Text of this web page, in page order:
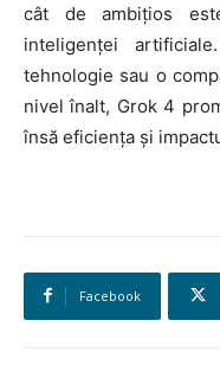
cât de ambițios
inteligenței
tehnologie sau o
nivel înalt, Grok 4
însă eficiența și
Facebook